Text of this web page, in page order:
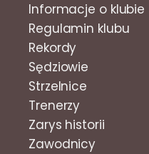
Informacje o klubie
Regulamin klubu
Rekordy
Sędziowie
Strzelnice
Trenerzy
Zarys historii
Zawodnicy